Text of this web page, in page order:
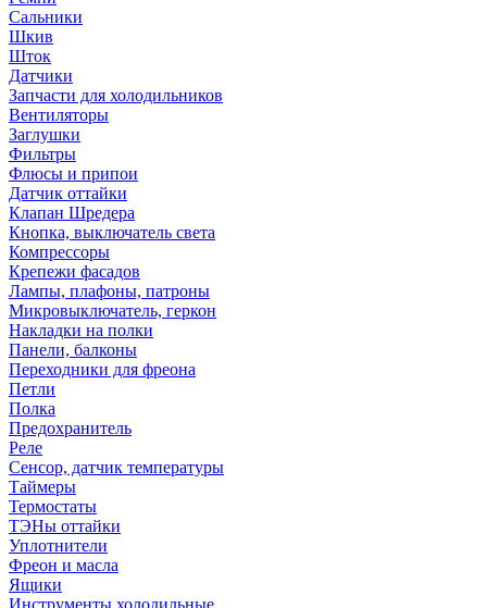
Сальники
Шкив
Шток
Датчики
Запчасти для холодильников
Вентиляторы
Заглушки
Фильтры
Флюсы и припои
Датчик оттайки
Клапан Шредера
Кнопка, выключатель света
Компрессоры
Крепежи фасадов
Лампы, плафоны, патроны
Микровыключатель, геркон
Накладки на полки
Панели, балконы
Переходники для фреона
Петли
Полка
Предохранитель
Реле
Сенсор, датчик температуры
Таймеры
Термостаты
ТЭНы оттайки
Уплотнители
Фреон и масла
Ящики
Инструменты холодильные